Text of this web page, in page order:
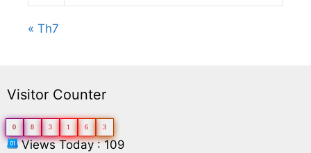
« Th7
Visitor Counter
0 8 3 1 6 3
Views Today : 109